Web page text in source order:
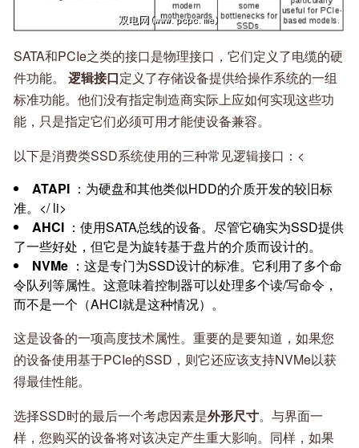
SATA和PCIe之类的接口是物理接口，它们定义了电缆的硬
件功能。 逻辑接口定义了存储设备提供给操作系统的一组
标准功能。他们没有指定制造商实际上应如何实现这些功
能，只是指定它们必须可用才能使设备兼容。
以下是消费类SSD系统使用的三种常见逻辑接口：<
ATAPI ：为硬盘和其他类似HDD的介质开发的较旧标
准。<​​/ li>
AHCI ：使用SATA总线的设备。尽管它确实为SSD提供
了一些好处，但它是为旋转基于盘片的介质而设计的。
NVMe ：这是专门为SSD设计的标准。它利用了多个命
令队列等属性。这意味着控制器可以处理多个读/写命令，
而不是一个（AHCI就是这种情况）。
这是设备的一项高度技术属性。重要的是要知道，如果您
的设备使用基于PCIe的SSD，则它还应该支持NVMe以获
得最佳性能。
选择SSD时的最后一个考虑因素是外形尺寸。与界面一
样，您购买的设备将对该决定产生重大影响。同样，如果